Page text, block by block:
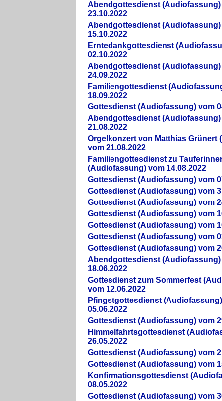
Abendgottesdienst (Audiofassung)
23.10.2022
Abendgottesdienst (Audiofassung)
15.10.2022
Erntedankgottesdienst
02.10.2022
Abendgottesdienst (Audiofassung)
24.09.2022
Familiengottesdienst
18.09.2022
Gottesdienst (Audiofassung) vom
Abendgottesdienst (Audiofassung)
21.08.2022
Orgelkonzert von Matthias Grünert
vom 21.08.2022
Familiengottesdienst zu
(Audiofassung) vom 14.08.2022
Gottesdienst (Audiofassung) vom
Gottesdienst (Audiofassung) vom
Gottesdienst (Audiofassung) vom
Gottesdienst (Audiofassung) vom
Gottesdienst (Audiofassung) vom
Gottesdienst (Audiofassung) vom
Gottesdienst (Audiofassung) vom
Abendgottesdienst (Audiofassung)
18.06.2022
Gottesdienst zum Sommerfest
vom 12.06.2022
Pfingstgottesdienst
05.06.2022
Gottesdienst (Audiofassung) vom
Himmelfahrtsgottesdienst
26.05.2022
Gottesdienst (Audiofassung) vom
Gottesdienst (Audiofassung) vom
Konfirmationsgottesdienst
08.05.2022
Gottesdienst (Audiofassung) vom